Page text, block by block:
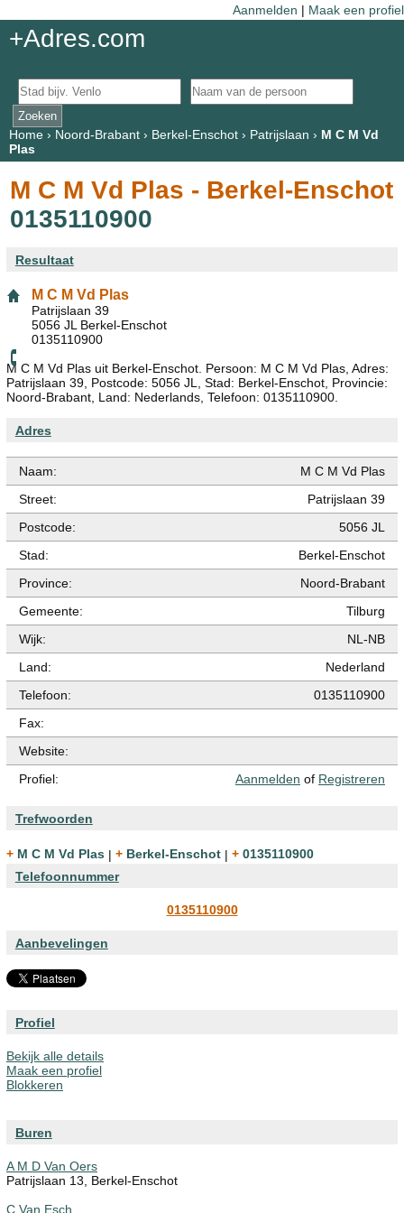
Aanmelden | Maak een profiel
+Adres.com
Home› Noord-Brabant› Berkel-Enschot› Patrijslaan › M C M Vd
Plas
M C M Vd Plas - Berkel-Enschot
0135110900
Resultaat
M C M Vd Plas
Patrijslaan 39
5056 JL Berkel-Enschot
0135110900
M C M Vd Plas uit Berkel-Enschot. Persoon: M C M Vd Plas, Adres:
Patrijslaan 39, Postcode: 5056 JL, Stad: Berkel-Enschot, Provincie:
Noord-Brabant, Land: Nederlands, Telefoon: 0135110900.
Adres
Naam:
M C M Vd Plas
Street:
Patrijslaan 39
Postcode:
5056 JL
Stad:
Berkel-Enschot
Province:
Noord-Brabant
Gemeente:
Tilburg
Wijk:
NL-NB
Land:
Nederland
Telefoon:
0135110900
Fax:
Website:
Profiel:
Aanmelden of Registreren
Trefwoorden
+ M C M Vd Plas | + Berkel-Enschot |
+ 0135110900
Telefoonnummer
0135110900
Aanbevelingen
Profiel
Bekijk alle details
Maak een profiel
Blokkeren
Buren
A M D Van Oers
Patrijslaan 13, Berkel-Enschot
C Van Esch